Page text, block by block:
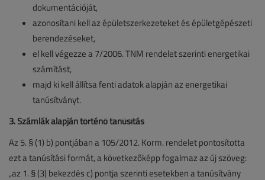
dokumentációját,
azonosítani kell az épületszerkezeteket és épületgépészeti
berendezéseket,
el kell végezze a 7/2006. TNM rendelet szerinti energetikai
számítást,
majd ki kell állítsa fenti adatok alapján az energetikai
tanúsítványt.
3. Számlák alapján történő tanúsítás
Az 5. § (1) b) pontjában a 105/2012. Korm. rendelet pontosította
ezt a tanúsítási formát, a következőképp fogalmaz az új szöveg:
„az 1. § (3) bekezdés c) pontja szerinti esetekben a tanúsítvány